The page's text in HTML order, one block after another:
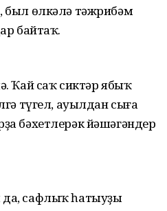
был өлкәлә тәжрибәм
байтаҡ.
Ҡай саҡ сиктәр ябыҡ
түгел, ауылдан сыға
бәхетлерәк йәшәгәндер
сафлыҡ һатыуҙы